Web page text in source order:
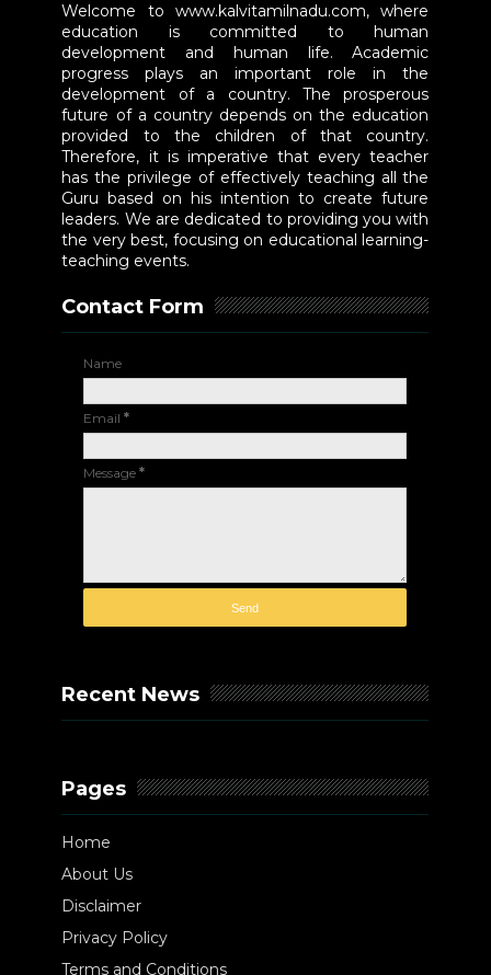
Welcome to www.kalvitamilnadu.com, where
education is committed to human
development and human life. Academic
progress plays an important role in the
development of a country. The prosperous
future of a country depends on the education
provided to the children of that country.
Therefore, it is imperative that every teacher
has the privilege of effectively teaching all the
Guru based on his intention to create future
leaders. We are dedicated to providing you with
the very best, focusing on educational learning-
teaching events.
Contact Form
Name
Email*
Message*
Recent News
Pages
Home
About Us
Disclaimer
Privacy Policy
Terms and Conditions